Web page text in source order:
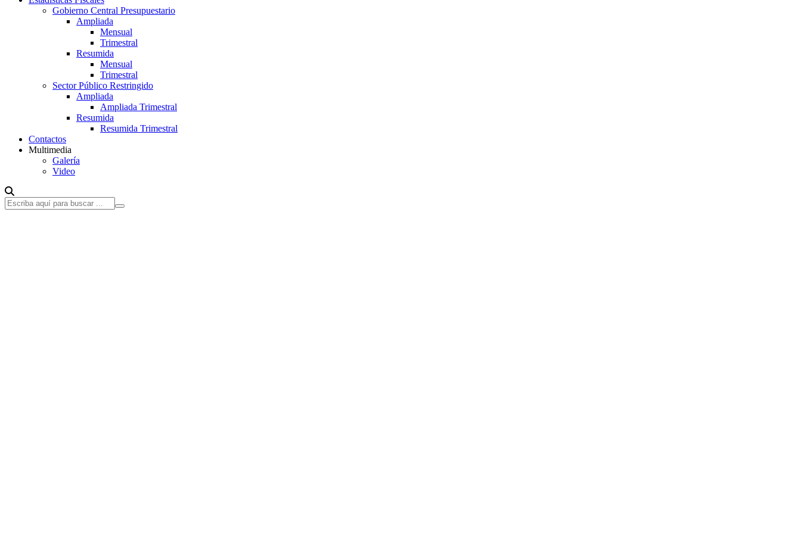
Gobierno Central Presupuestario
Ampliada
Mensual
Trimestral
Resumida
Mensual
Trimestral
Sector Público Restringido
Ampliada
Ampliada Trimestral
Resumida
Resumida Trimestral
Contactos
Multimedia
Galería
Video